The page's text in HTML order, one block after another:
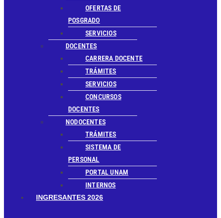
OFERTAS DE
POSGRADO
SERVICIOS
DOCENTES
CARRERA DOCENTE
TRÁMITES
SERVICIOS
CONCURSOS
DOCENTES
NODOCENTES
TRÁMITES
SISTEMA DE
PERSONAL
PORTAL UNAM
INTERNOS
INGRESANTES 2026